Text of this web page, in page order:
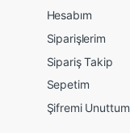
Hesabım
Siparişlerim
Sipariş Takip
Sepetim
Şifremi Unuttum